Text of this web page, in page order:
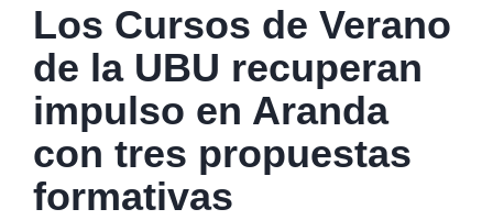
Los Cursos de Verano
de la UBU recuperan
impulso en Aranda
con tres propuestas
formativas